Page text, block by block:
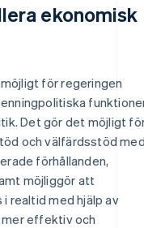
ekonomisk
för regeringen
Det gör det möjligt
och välfärdsstöd
förhållanden,
möjliggör att
realtid med hjälp av
effektiv och